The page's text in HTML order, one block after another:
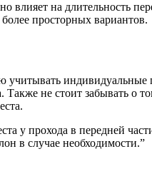
влияет на длительность
просторных вариантов.
индивидуальные
не стоит забывать о
у прохода в передней
в случае необходимости.”